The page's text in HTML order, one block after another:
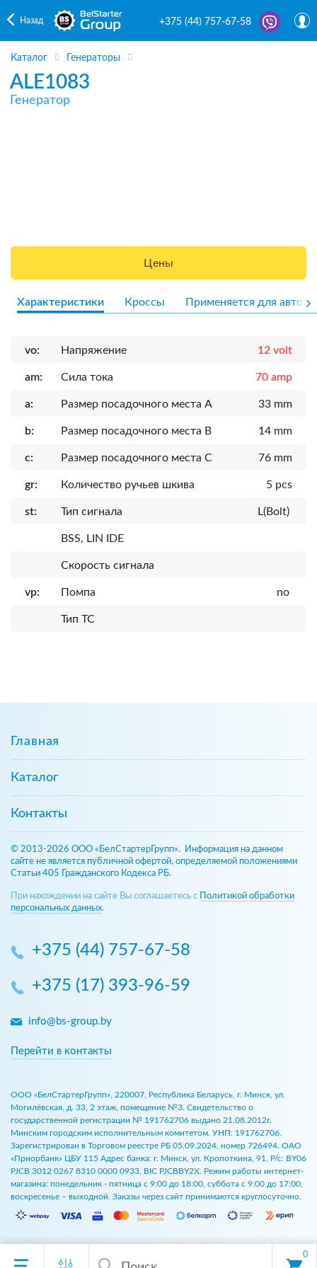
0
Назад +375 (44) 757-67-58
Каталог Генераторы
ALE1083
Генератор
Цены
Характеристики Кроссы Применяется для авто
vo: Напряжение 12 volt
am: Сила тока 70 amp
a: Размер посадочного места A 33 mm
b: Размер посадочного места B 14 mm
c: Размер посадочного места C 76 mm
gr: Количество ручьев шкива 5 pcs
st: Тип сигнала L(Bolt)
BSS, LIN IDE
Скорость сигнала
vp: Помпа no
Тип ТС
Главная
Каталог
Контакты
© 2013-2026 ООО «БелСтартерГрупп». Информация на данном
сайте не является публичной офертой, определяемой положениями
Статьи 405 Гражданского Кодекса РБ.
При нахождении на сайте Вы соглашаетесь с
Политикой обработки
персональных данных.
+375 (44) 757-67-58
+375 (17) 393-96-59
info@bs-group.by
Перейти в контакты
ООО «БелСтартерГрупп», 220007, Республика Беларусь, г. Минск, ул.
Могилёвская, д. 33, 2 этаж, помещение №3. Свидетельство о
государственной регистрации № 191762706 выдано 21.08.2012г.
Минским городским исполнительным комитетом. УНП: 191762706.
Зарегистрирован в Торговом реестре РБ 05.09.2024, номер 726494. ОАО
«Приорбанк» ЦБУ 115 Адрес банка: г. Минск, ул. Кропоткина, 91, Р/с: BY06
PJCB 3012 0267 8310 0000 0933, BIC PJCBBY2X. Режим работы интернет-
магазина: понедельник - пятница с 9:00 до 18:00, суббота с 9:00 до 17:00,
воскресенье – выходной. Заказы через сайт принимаются круглосуточно.